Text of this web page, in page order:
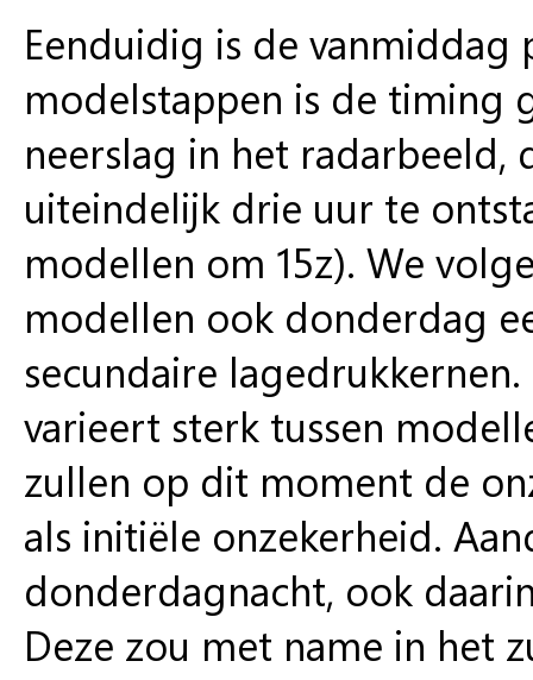
Eenduidig is de vanmiddag
modelstappen is de timing
neerslag in het radarbeeld,
uiteindelijk drie uur te
modellen om 15z). We
modellen ook donderdag
secundaire
varieert sterk tussen
zullen op dit moment de
als initiële onzekerheid.
donderdagnacht, ook
Deze zou met name in het